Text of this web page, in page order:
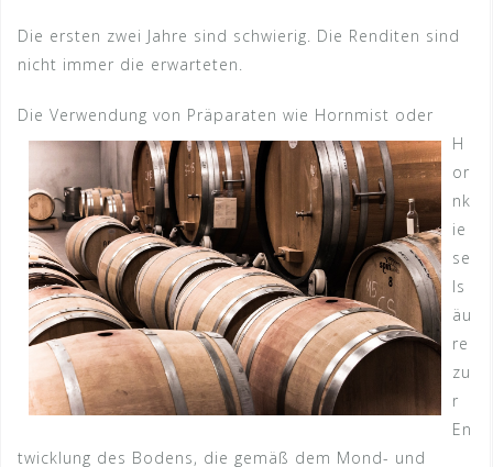
Die ersten zwei Jahre sind schwierig. Die Renditen sind
nicht immer die erwarteten.
Die Verwendung von Präparaten wie Hornmist oder
H
or
nk
ie
se
ls
äu
re
zu
r
En
twicklung des Bodens, die gemäß dem Mond- und